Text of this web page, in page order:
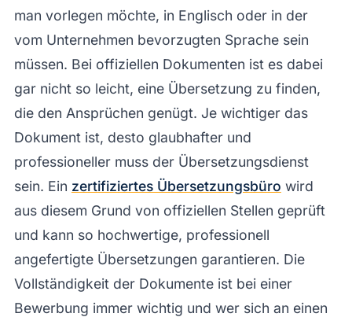
man vorlegen möchte, in Englisch oder in der
vom Unternehmen bevorzugten Sprache sein
müssen. Bei offiziellen Dokumenten ist es dabei
gar nicht so leicht, eine Übersetzung zu finden,
die den Ansprüchen genügt. Je wichtiger das
Dokument ist, desto glaubhafter und
professioneller muss der Übersetzungsdienst
sein. Ein zertifiziertes Übersetzungsbüro wird
aus diesem Grund von offiziellen Stellen geprüft
und kann so hochwertige, professionell
angefertigte Übersetzungen garantieren. Die
Vollständigkeit der Dokumente ist bei einer
Bewerbung immer wichtig und wer sich an einen